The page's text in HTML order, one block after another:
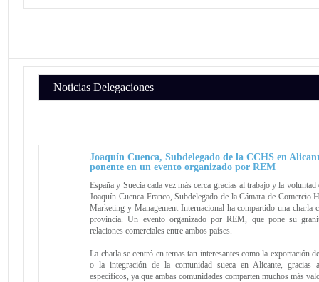
Noticias Delegaciones
Joaquín Cuenca, Subdelegado de la CCHS en
ponente en un evento organizado por REM
España y Suecia cada vez más cerca gracias al trabajo y la
Joaquín Cuenca Franco, Subdelegado de la Cámara de Comercio
Marketing y Management Internacional ha compartido una charla
provincia. Un evento organizado por REM, que pone su
relaciones comerciales entre ambos países.
La charla se centró en temas tan interesantes como la exportación
o la integración de la comunidad sueca en Alicante, gracias
específicos, ya que ambas comunidades comparten muchos más